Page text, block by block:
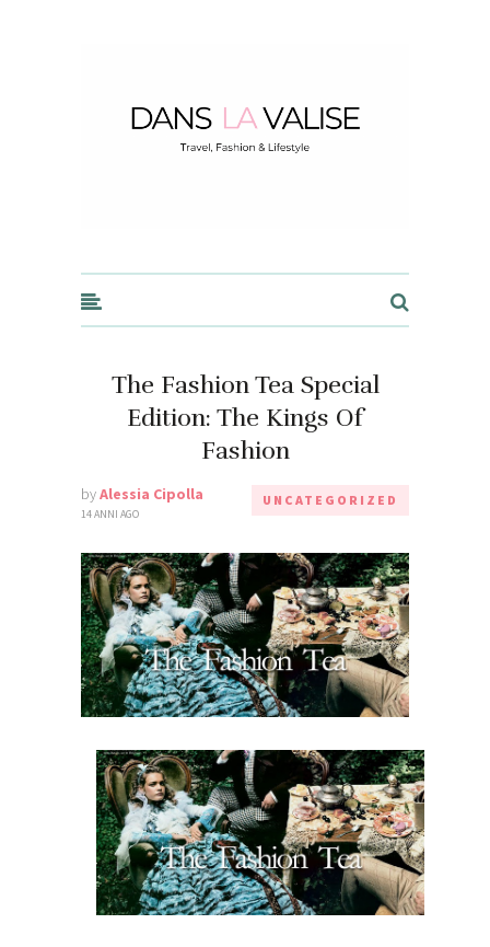
The Fashion Tea Special
Edition: The Kings Of
Fashion
byAlessia Cipolla
14 ANNI AGO
UNCATEGORIZED